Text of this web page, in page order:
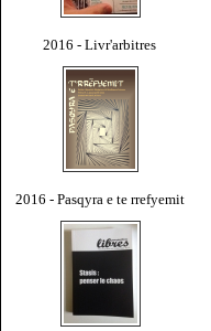
2016 - Livr'arbitres
2016 - Pasqyra e te rrefyemit